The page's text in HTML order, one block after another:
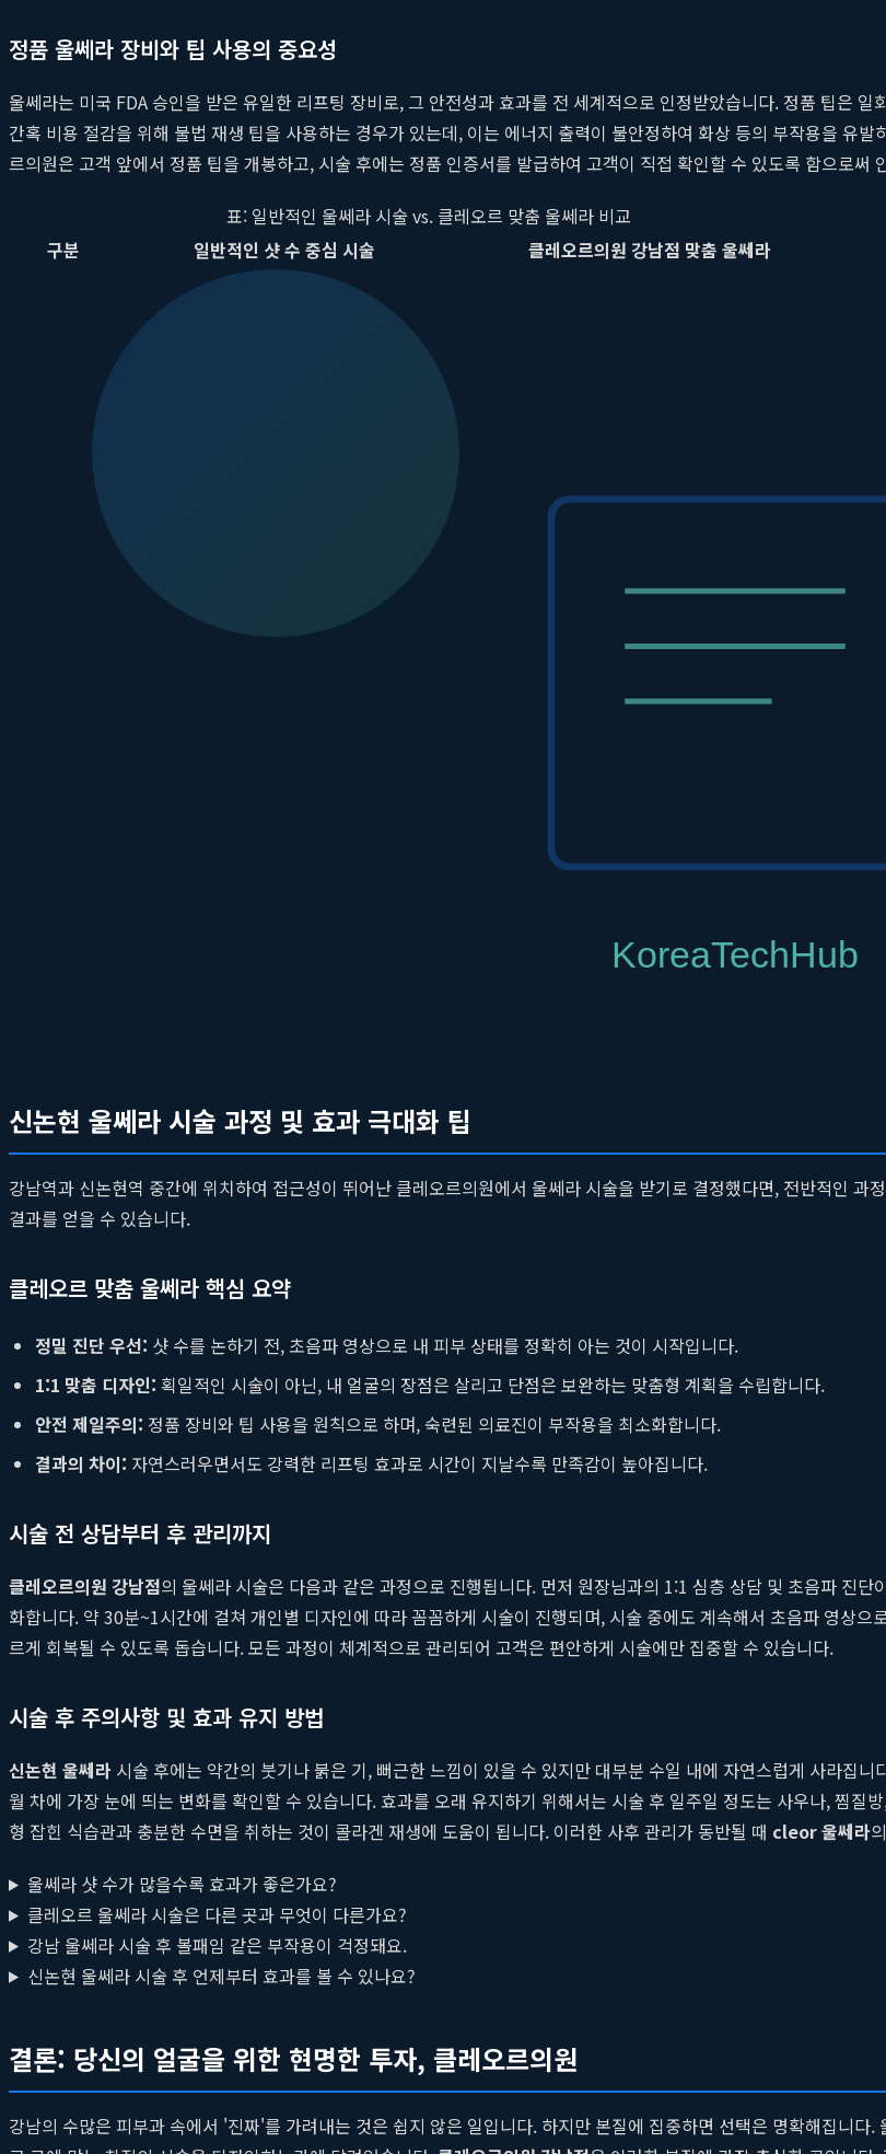
정품 울쎄라 장비와 팁 사용의 중요성
울쎄라는 미국 FDA 승인을 받은 유일한 리프팅 장비로, 그 안전성과 효과를 전 세계적으로 인정받았습니다. 정품 팁은
간혹 비용 절감을 위해 불법 재생 팁을 사용하는 경우가 있는데, 이는 에너지 출력이 불안정하여 화상 등의 부작용을 유
르의원은 고객 앞에서 정품 팁을 개봉하고, 시술 후에는 정품 인증서를 발급하여 고객이 직접 확인할 수 있도록 함으로써
표: 일반적인 울쎄라 시술 vs. 클레오르 맞춤 울쎄라 비교
구분
일반적인 샷 수 중심 시술
클레오르의원 강남점 맞춤 울쎄라
육안 및 간단한 상담에 의존
정해진 샷 수를 얼굴 전체에 획일적으로 분배
정해진 샷 수 소진
부작용 가능성
강남 울쎄라 잘하는 곳의 증명: 부작용 최소화와 결과의 차이
울쎄라 시술을 고려하는 많은 분들이 효과만큼이나 부작용에 대해 걱정합니다. 특히 '볼패임' 현상은 가장 흔하게 언급되
제하고 예방하는지에 따라 판가름 난다고 할 수 있습니다. 만족스러운 결과는 안전성이 확보되었을 때 비로소 의미가 있기
나 나이 들어 보이는 역효과를 낳게 됩니다. 이를 피하기 위해서는 시술 전 정확한 진단을 통해 지방을 줄여야 할 부위와
서는 초음파 진단을 통해 지방층의 두께를 파악하고, 시술 시에는 실시간 영상으로 피부 속을 보면서 타겟 지점에 정확
울쎄라는 단순히 장비를 피부에 대고 버튼을 누르는 간단한 시술이 아닙니다. 같은 장비를 사용하더라도 의료진의 숙련
구조에 대한 깊은 이해를 바탕으로, 피부를 당기는 방향, 팁의 압력, 에너지 조사 속도 등을 미세하게 조절하는 '핸들링'
단순 샷 수가 아닌, 내 얼굴에
신논현 울쎄라 시술 과정 및 효과 극대화 팁
강남역과 신논현역 중간에 위치하여 접근성이 뛰어난 클레오르의원에서 울쎄라 시술을 받기로 결정했다면, 전반적인
결과를 얻을 수 있습니다.
클레오르 맞춤 울쎄라 핵심 요약
정밀 진단 우선: 샷 수를 논하기 전, 초음파 영상으로 내 피부 상태를 정확히 아는 것이 시작입니다.
1:1 맞춤 디자인: 획일적인 시술이 아닌, 내 얼굴의 장점은 살리고 단점은 보완하는 맞춤형 계획을 수립합니다.
안전 제일주의: 정품 장비와 팁 사용을 원칙으로 하며, 숙련된 의료진이 부작용을 최소화합니다.
결과의 차이: 자연스러우면서도 강력한 리프팅 효과로 시간이 지날수록 만족감이 높아집니다.
시술 전 상담부터 후 관리까지
클레오르의원 강남점의 울쎄라 시술은 다음과 같은 과정으로 진행됩니다. 먼저 원장님과의 1:1 심층 상담 및 초음파 진
화합니다. 약 30분~1시간에 걸쳐 개인별 디자인에 따라 꼼꼼하게 시술이 진행되며, 시술 중에도 계속해서 초음파 영상
르게 회복될 수 있도록 돕습니다. 모든 과정이 체계적으로 관리되어 고객은 편안하게 시술에만 집중할 수 있습니다.
시술 후 주의사항 및 효과 유지 방법
신논현 울쎄라 시술 후에는 약간의 붓기나 붉은 기, 뻐근한 느낌이 있을 수 있지만 대부분 수일 내에 자연스럽게 사라집
월 차에 가장 눈에 띄는 변화를 확인할 수 있습니다. 효과를 오래 유지하기 위해서는 시술 후 일주일 정도는 사우나, 찜질
형 잡힌 식습관과 충분한 수면을 취하는 것이 콜라겐 재생에 도움이 됩니다. 이러한 사후 관리가 동반될 때 cleor 울쎄라
울쎄라 샷 수가 많을수록 효과가 좋은가요?
클레오르 울쎄라 시술은 다른 곳과 무엇이 다른가요?
강남 울쎄라 시술 후 볼패임 같은 부작용이 걱정돼요.
신논현 울쎄라 시술 후 언제부터 효과를 볼 수 있나요?
결론: 당신의 얼굴을 위한 현명한 투자, 클레오르의원
강남의 수많은 피부과 속에서 '진짜'를 가려내는 것은 쉽지 않은 일입니다. 하지만 본질에 집중하면 선택은 명확해집니